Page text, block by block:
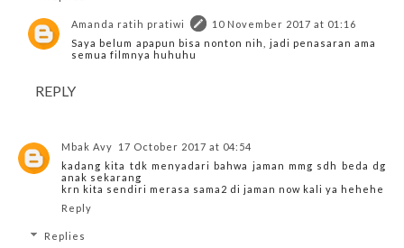
Amanda ratih pratiwi
10 November 2017 at 01:16
Saya belum apapun bisa nonton nih, jadi penasaran ama
semua filmnya huhuhu
REPLY
Mbak Avy
17 October 2017 at 04:54
kadang kita tdk menyadari bahwa jaman mmg sdh beda dg
anak sekarang
krn kita sendiri merasa sama2 di jaman now kali ya hehehe
Reply
Replies